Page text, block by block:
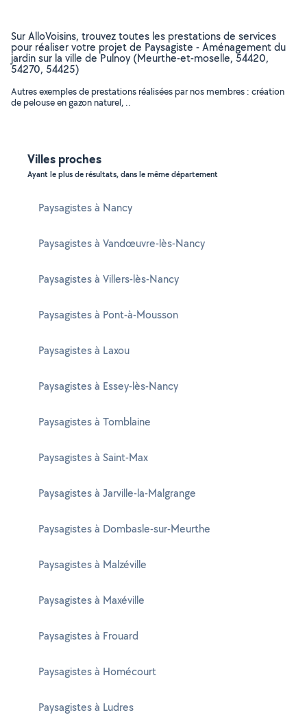
Sur AlloVoisins, trouvez toutes les prestations de services
pour réaliser votre projet de Paysagiste - Aménagement du
jardin sur la ville de Pulnoy (Meurthe-et-moselle, 54420,
54270, 54425)
Autres exemples de prestations réalisées par nos membres : création
de pelouse en gazon naturel, ..
Villes proches
Ayant le plus de résultats, dans le même département
Paysagistes à Nancy
Paysagistes à Vandœuvre-lès-Nancy
Paysagistes à Villers-lès-Nancy
Paysagistes à Pont-à-Mousson
Paysagistes à Laxou
Paysagistes à Essey-lès-Nancy
Paysagistes à Tomblaine
Paysagistes à Saint-Max
Paysagistes à Jarville-la-Malgrange
Paysagistes à Dombasle-sur-Meurthe
Paysagistes à Malzéville
Paysagistes à Maxéville
Paysagistes à Frouard
Paysagistes à Homécourt
Paysagistes à Ludres